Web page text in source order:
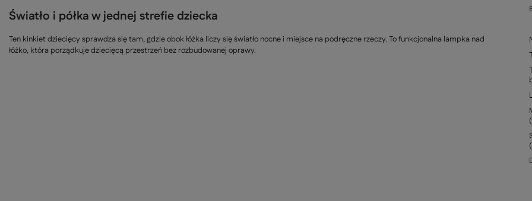
Światło i półka w jednej strefie dziecka
Ten kinkiet dziecięcy sprawdza się tam, gdzie obok łóżka liczy się światło nocne i miejsce na podręczne rzeczy. To funkcjonalna lampka nad
łóżko, która porządkuje dziecięcą przestrzeń bez rozbudowanej oprawy.